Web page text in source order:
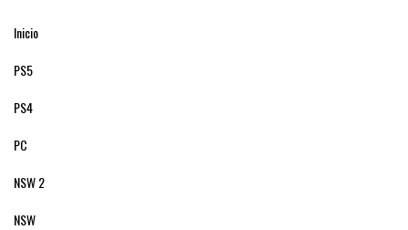
Inicio
PS5
PS4
PC
NSW 2
NSW